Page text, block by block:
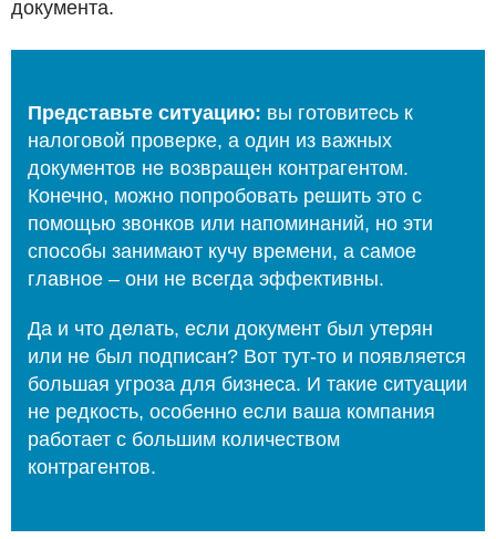
документа.
Представьте ситуацию: вы готовитесь к
налоговой проверке, а один из важных
документов не возвращен контрагентом.
Конечно, можно попробовать решить это с
помощью звонков или напоминаний, но эти
способы занимают кучу времени, а самое
главное – они не всегда эффективны.
Да и что делать, если документ был утерян
или не был подписан? Вот тут-то и появляется
большая угроза для бизнеса. И такие ситуации
не редкость, особенно если ваша компания
работает с большим количеством
контрагентов.